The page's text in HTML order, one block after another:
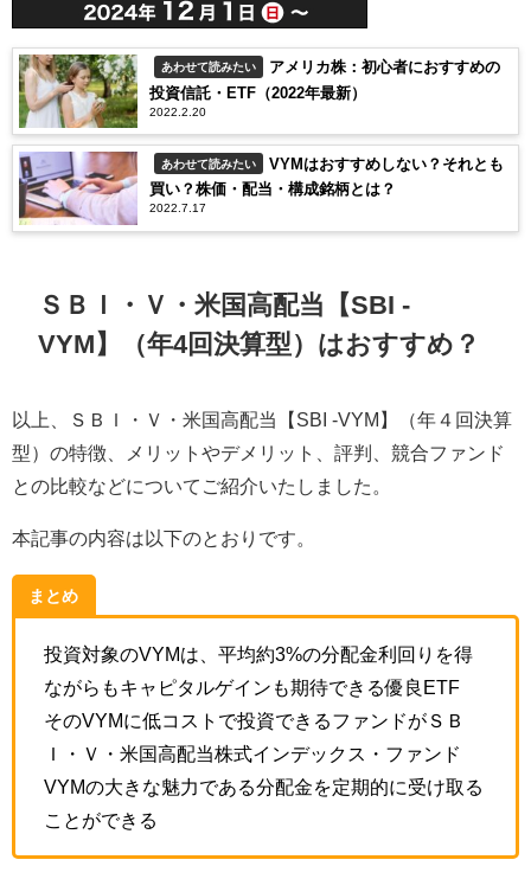
あわせて読みたい
アメリカ株：初心者におすすめの
投資信託・ETF（2022年最新）
2022.2.20
あわせて読みたい
VYMはおすすめしない？それとも
買い？株価・配当・構成銘柄とは？
2022.7.17
ＳＢＩ・Ｖ・米国高配当【SBI -
VYM】（年4回決算型）はおすすめ？
以上、ＳＢＩ・Ｖ・米国高配当【SBI -VYM】（年４回決算
型）の特徴、メリットやデメリット、評判、競合ファンド
との比較などについてご紹介いたしました。
本記事の内容は以下のとおりです。
まとめ
投資対象のVYMは、平均約3%の分配金利回りを得
ながらもキャピタルゲインも期待できる優良ETF
そのVYMに低コストで投資できるファンドがＳＢ
Ｉ・Ｖ・米国高配当株式インデックス・ファンド
VYMの大きな魅力である分配金を定期的に受け取る
ことができる